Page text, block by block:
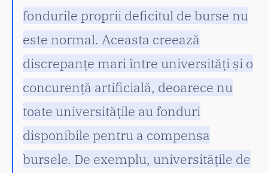
fondurile proprii deficitul de burse nu
este normal. Aceasta creează
discrepanțe mari între universități și o
concurență artificială, deoarece nu
toate universitățile au fonduri
disponibile pentru a compensa
bursele. De exemplu, universitățile de